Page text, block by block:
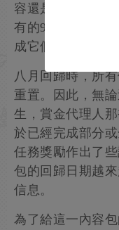
容還是在三月）
有的9款武器，我
成它們即可贏得全
八月回歸時，所
重置。因此，無
生，賞金代理人
於已經完成部分
任務獎勵作出了
包的回歸日期越
信息。
為了給這一內容